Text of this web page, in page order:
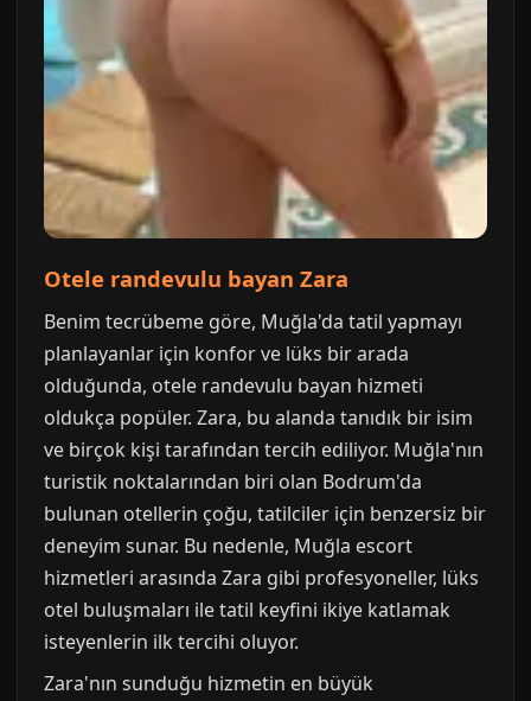
Otele randevulu bayan Zara
Benim tecrübeme göre, Muğla'da tatil yapmayı
planlayanlar için konfor ve lüks bir arada
olduğunda, otele randevulu bayan hizmeti
oldukça popüler. Zara, bu alanda tanıdık bir isim
ve birçok kişi tarafından tercih ediliyor. Muğla'nın
turistik noktalarından biri olan Bodrum'da
bulunan otellerin çoğu, tatilciler için benzersiz bir
deneyim sunar. Bu nedenle, Muğla escort
hizmetleri arasında Zara gibi profesyoneller, lüks
otel buluşmaları ile tatil keyfini ikiye katlamak
isteyenlerin ilk tercihi oluyor.
Zara'nın sunduğu hizmetin en büyük